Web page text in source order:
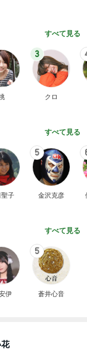
すべて見る
3
クロ
すべて見る
聖子
5
金沢克彦
すべて見る
伊
5
蒼井心音